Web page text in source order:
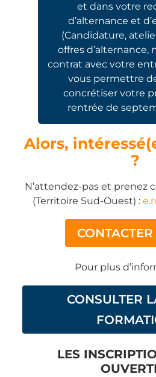
et dans votre
d’alternance et
(Candidature,
offres d’alternance,
contrat avec votre
vous permettre
concrétiser votre
rentrée de
Alors,
?
N’attendez-pas et prenez
(Territoire Sud-Ouest) :
Pour plus
CONSULTER
LES